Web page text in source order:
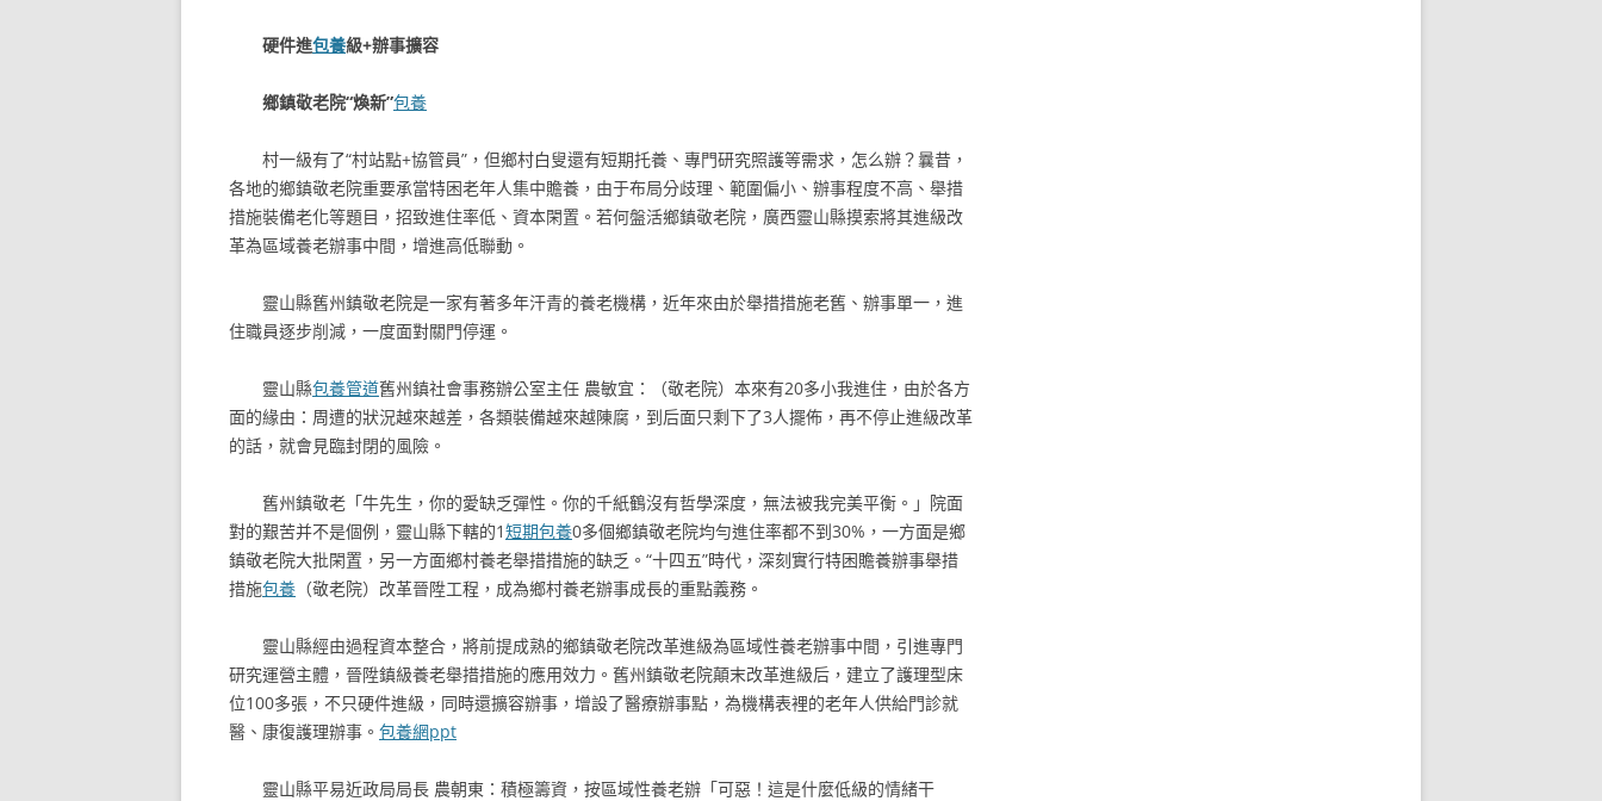
硬件進包養級+辦事擴容
鄉鎮敬老院“煥新”包養
村一級有了“村站點+協管員”，但鄉村白叟還有短期托養、專門研究照護等需求，怎么辦？曩昔，
各地的鄉鎮敬老院重要承當特困老年人集中贍養，由于布局分歧理、範圍偏小、辦事程度不高、舉措
措施裝備老化等題目，招致進住率低、資本閑置。若何盤活鄉鎮敬老院，廣西靈山縣摸索將其進級改
革為區域養老辦事中間，增進高低聯動。
靈山縣舊州鎮敬老院是一家有著多年汗青的養老機構，近年來由於舉措措施老舊、辦事單一，進
住職員逐步削減，一度面對關門停運。
靈山縣包養管道舊州鎮社會事務辦公室主任 農敏宜：（敬老院）本來有20多小我進住，由於各方
面的緣由：周遭的狀況越來越差，各類裝備越來越陳腐，到后面只剩下了3人擺佈，再不停止進級改革
的話，就會見臨封閉的風險。
舊州鎮敬老「牛先生，你的愛缺乏彈性。你的千紙鶴沒有哲學深度，無法被我完美平衡。」院面
對的艱苦并不是個例，靈山縣下轄的1短期包養0多個鄉鎮敬老院均勻進住率都不到30%，一方面是鄉
鎮敬老院大批閑置，另一方面鄉村養老舉措措施的缺乏。“十四五”時代，深刻實行特困贍養辦事舉措
措施包養 （敬老院）改革晉陞工程，成為鄉村養老辦事成長的重點義務。
靈山縣經由過程資本整合，將前提成熟的鄉鎮敬老院改革進級為區域性養老辦事中間，引進專門
研究運營主體，晉陞鎮級養老舉措措施的應用效力。舊州鎮敬老院顛末改革進級后，建立了護理型床
位100多張，不只硬件進級，同時還擴容辦事，增設了醫療辦事點，為機構表裡的老年人供給門診就
醫、康復護理辦事。 包養網ppt
靈山縣平易近政局局長 農朝東：積極籌資，按區域性養老辦「可惡！這是什麼低級的情緒干